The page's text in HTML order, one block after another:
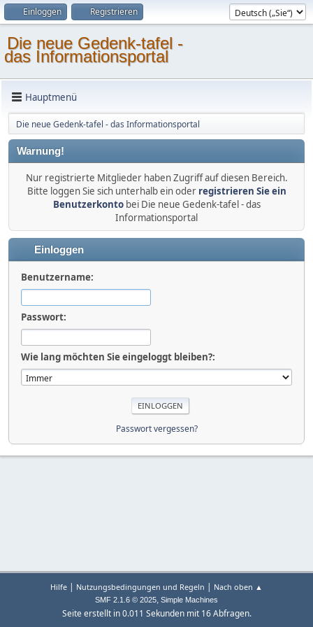
Einloggen Registrieren
Die neue Gedenk-tafel -
das Informationsportal
Hauptmenü
Die neue Gedenk-tafel - das Informationsportal
Warnung!
Nur registrierte Mitglieder haben Zugriff auf diesen Bereich.
Bitte loggen Sie sich unterhalb ein oder registrieren Sie ein
Benutzerkontobei Die neue Gedenk-tafel - das
Informationsportal
Einloggen
Benutzername:
Passwort:
Wie lang möchten Sie eingeloggt bleiben?:
Passwort vergessen?
Hilfe | Nutzungsbedingungen und Regeln | Nach oben ▲
SMF 2.1.6 © 2025, Simple Machines
Seite erstellt in 0.011 Sekunden mit 16 Abfragen.